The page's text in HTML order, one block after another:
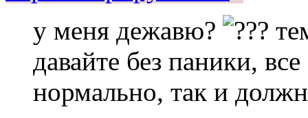
у меня дежавю?
давайте без паники,
нормально, так и